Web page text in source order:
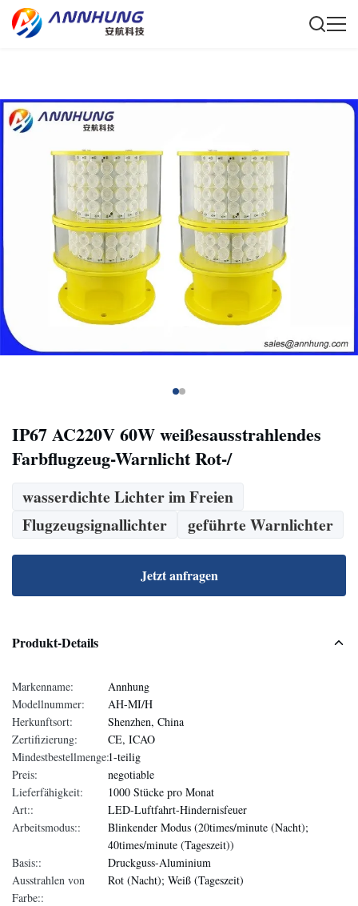
IP67 AC220V 60W weißesausstrahlendes
Farbflugzeug-Warnlicht Rot-/
wasserdichte Lichter im Freien
Flugzeugsignallichter
geführte Warnlichter
Jetzt anfragen
Produkt-Details
Markenname:
Annhung
Modellnummer:
AH-MI/H
Herkunftsort:
Shenzhen, China
Zertifizierung:
CE, ICAO
Mindestbestellmenge:1-teilig
Preis:
negotiable
Lieferfähigkeit:
1000 Stücke pro Monat
Art::
LED-Luftfahrt-Hindernisfeuer
Arbeitsmodus::
Blinkender Modus (20times/minute (Nacht);
40times/minute (Tageszeit))
Basis::
Druckguss-Aluminium
Ausstrahlen von
Farbe::
Rot (Nacht); Weiß (Tageszeit)